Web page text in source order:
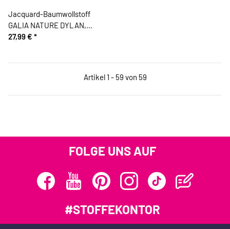
Jacquard-Baumwollstoff
GALIA NATURE DYLAN,
Rauten, altrosa
27,99 € *
Artikel 1 - 59 von 59
FOLGE UNS AUF
#STOFFEKONTOR